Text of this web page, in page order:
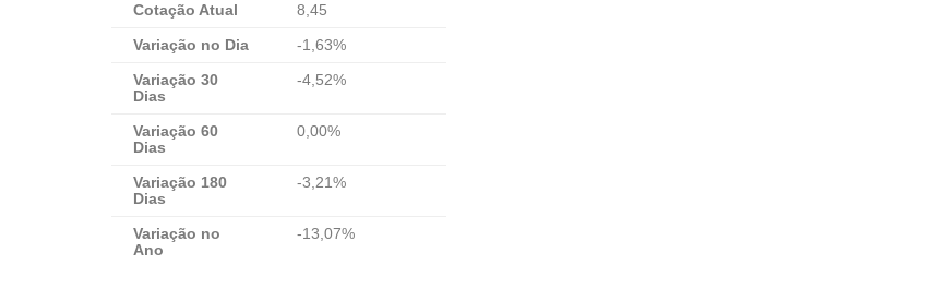
Cotação Atual 8,45
Variação no Dia -1,63%
Variação 30
Dias
-4,52%
Variação 60
Dias
0,00%
Variação 180
Dias
-3,21%
Variação no
Ano
-13,07%